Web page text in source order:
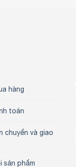
hàng
toán
chuyển và giao
sản phẩm